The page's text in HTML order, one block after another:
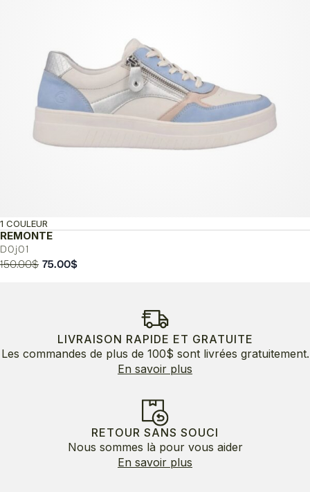
REMONTE
D0j01
1 COULEUR
150.00$ Le
75.00$Le
LIVRAISON RAPIDE ET GRATUITE
Les commandes de plus de 100$ sont livrées gratuitement.
En savoir plus
RETOUR SANS SOUCI
Nous sommes là pour vous aider
En savoir plus